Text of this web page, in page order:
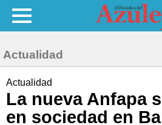
Actualidad
Actualidad
La nueva Anfapa
en sociedad en